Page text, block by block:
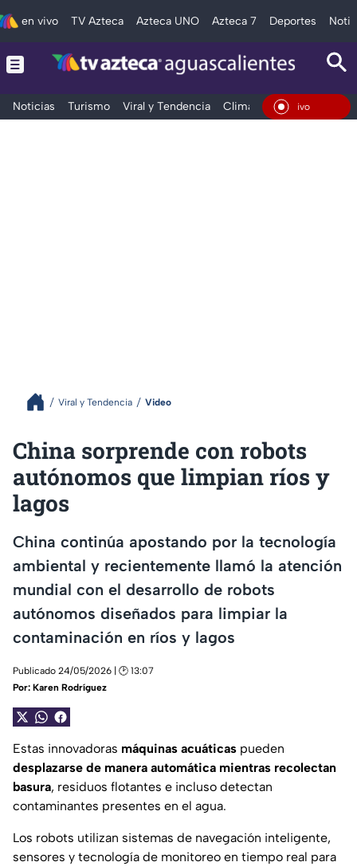
en vivo TV Azteca Azteca UNO Azteca 7 Deportes
Noticias Turismo Viral y Tendencia Clima Deportes
En Vivo
Viral y Tendencia Video
China sorprende con robots
autónomos que limpian ríos y
lagos
China continúa apostando por la tecnología
ambiental y recientemente llamó la atención
mundial con el desarrollo de robots
autónomos diseñados para limpiar la
contaminación en ríos y lagos
Publicado 24/05/2026 | 🕑 13:07
Por: Karen Rodríguez
Estas innovadoras máquinas acuáticas pueden
desplazarse de manera automática mientras recolectan
basura, residuos flotantes e incluso detectan
contaminantes presentes en el agua.
Los robots utilizan sistemas de navegación inteligente,
sensores y tecnología de monitoreo en tiempo real para